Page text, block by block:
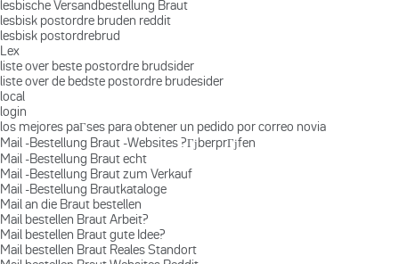
lesbische Versandbestellung Braut
lesbisk postordre bruden reddit
lesbisk postordrebrud
Lex
liste over beste postordre brudsider
liste over de bedste postordre brudesider
local
login
los mejores paГ­ses para obtener un pedido por correo novia
Mail -Bestellung Braut -Websites ?ГјberprГјfen
Mail -Bestellung Braut echt
Mail -Bestellung Braut zum Verkauf
Mail -Bestellung Brautkataloge
Mail an die Braut bestellen
Mail bestellen Braut Arbeit?
Mail bestellen Braut gute Idee?
Mail bestellen Braut Reales Standort